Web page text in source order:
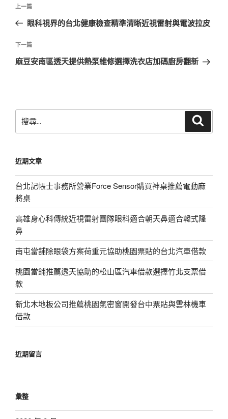
導
覽
上
一
文
章
上一篇
眼科視界的台北健康檢查精準清晰近視雷射與電波拉皮
下
一
下一篇
麻豆安南區透天提供熱泵維修選擇洗衣店加碼廚房翻新
尋
字:
近期文章
台北記帳士事務所營業Force Sensor購買神桌推薦電動麻
將桌
高雄身心科傳統近視雷射團隊眼科適合朝天鼻適合韓式隆
鼻
南屯當舖除眼袋方案荷重元協助桃園票貼的台北汽車借款
桃園當鋪推薦透天協助的松山區汽車借款選擇竹北支票借
款
新北木地板公司推薦桃園氣密窗開發台中票貼與雲林機車
借款
近期留言
彙整